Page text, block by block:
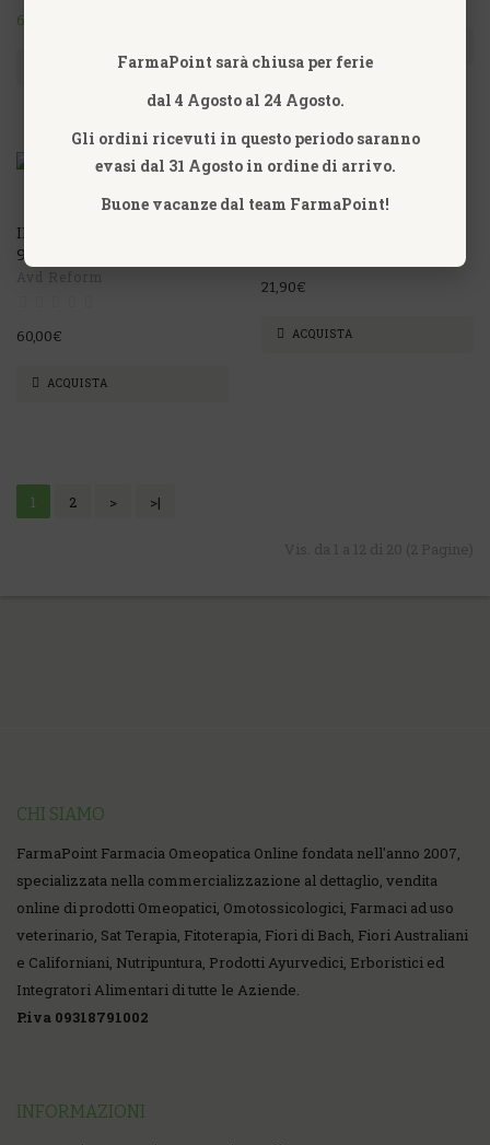
64,00€
IMMUNITY ASSIST FORTE
90 CAPSULE AVD REFORM
60,00€
ACQUISTA
KAPPAPHYT 5 BIOGROUP
21,90€
ACQUISTA
1 2 > >|
CHI SIAMO
FarmaPoint Farmacia Omeopatica Online fondata nell'anno 2007,
specializzata nella commercializzazione al dettaglio, vendita
online di prodotti Omeopatici, Omotossicologici, Farmaci ad uso
veterinario, Sat Terapia, Fitoterapia, Fiori di Bach, Fiori Australiani
e Californiani, Nutripuntura, Prodotti Ayurvedici, Erboristici ed
Integratori Alimentari di tutte le Aziende.
P.iva 09318791002
INFORMAZIONI
FarmaPoint sarà chiusa per ferie
dal 4 Agosto al 24 Agosto.
Gli ordini ricevuti in questo periodo saranno
evasi dal 31 Agosto in ordine di arrivo.
Buone vacanze dal team FarmaPoint!